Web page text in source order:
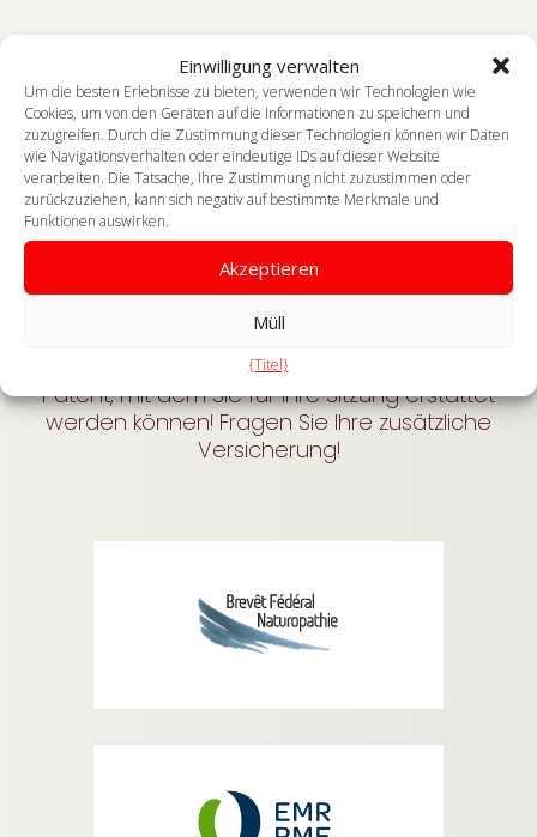
Einwilligung verwalten
Um die besten Erlebnisse zu bieten, verwenden wir Technologien wie
Cookies, um von den Geräten auf die Informationen zu speichern und
zuzugreifen. Durch die Zustimmung dieser Technologien können wir Daten
wie Navigationsverhalten oder eindeutige IDs auf dieser Website
verarbeiten. Die Tatsache, Ihre Zustimmung nicht zuzustimmen oder
zurückzuziehen, kann sich negativ auf bestimmte Merkmale und
Funktionen auswirken.
Akzeptieren
Müll
{Titel}
Das Zentrum und unsere Therapeuten
und wir haben das Federal Naturopathy
Patent, mit dem Sie für Ihre Sitzung erstattet
werden können! Fragen Sie Ihre zusätzliche
Versicherung!